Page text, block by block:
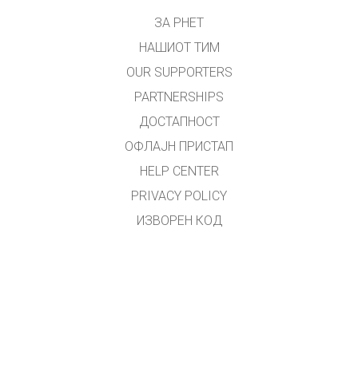
ЗА PHET
НАШИОТ ТИМ
OUR SUPPORTERS
PARTNERSHIPS
ДОСТАПНОСТ
ОФЛАЈН ПРИСТАП
HELP CENTER
PRIVACY POLICY
ИЗВОРЕН КОД